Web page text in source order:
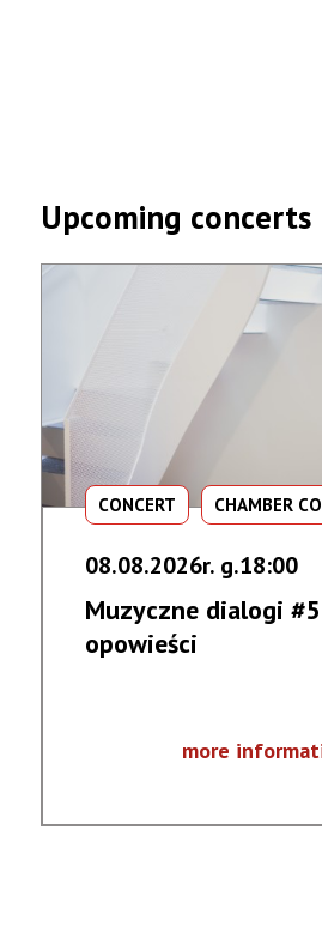
Upcoming concerts
CONCERT CHAMBER
08.08.2026r. g.18:00
Muzyczne dialogi
opowieści
more